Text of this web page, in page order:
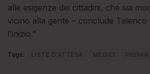
alle esigenze dei cittadini, che sia
vicino alla gente – conclude Talerico
l’inizio.”
Tags: LISTE D'ATTESA MEDICI